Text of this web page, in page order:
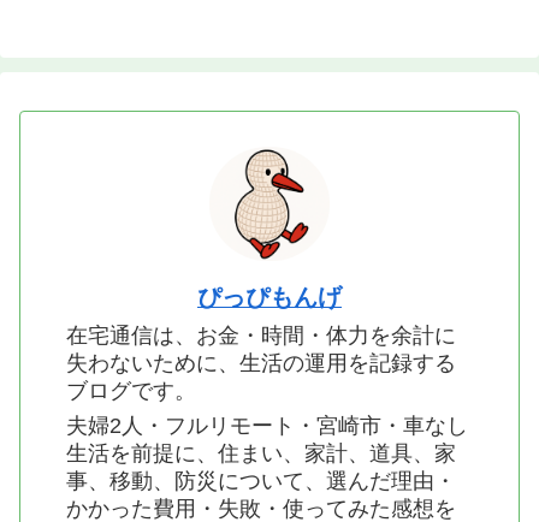
ぴっぴもんげ
在宅通信は、お金・時間・体力を余計に
失わないために、生活の運用を記録する
ブログです。
夫婦2人・フルリモート・宮崎市・車なし
生活を前提に、住まい、家計、道具、家
事、移動、防災について、選んだ理由・
かかった費用・失敗・使ってみた感想を